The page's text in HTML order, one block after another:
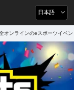
日本語
オンラインのeスポーツイベ